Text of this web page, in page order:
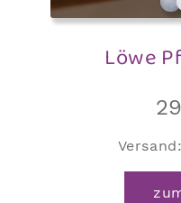
Löwe
Versand: